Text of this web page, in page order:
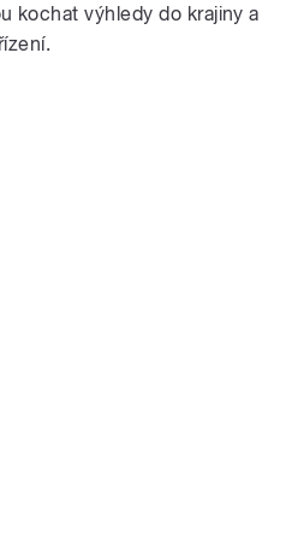
kochat výhledy do krajiny a